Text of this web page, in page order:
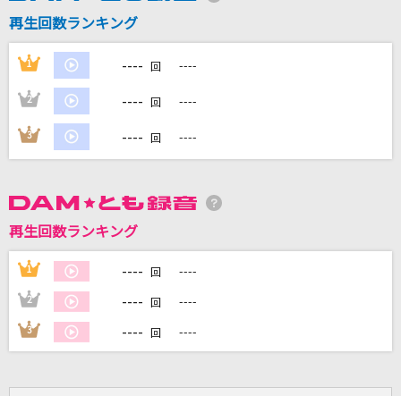
[生音]相思相愛
aiko
DAMの新曲・ランキングなど
DAMに会員登録・ログインして
カラオケをもっと楽しもう！
再生回数ランキング
1 ---- 回 ----
2 ---- 回 ----
3 ---- 回 ----
再生回数ランキング
1 ---- 回 ----
2 ---- 回 ----
3 ---- 回 ----